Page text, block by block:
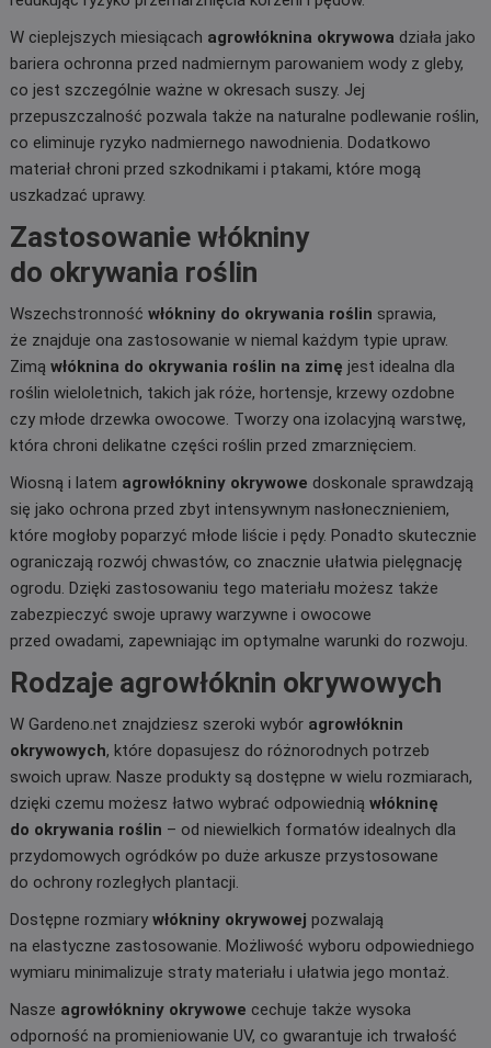
W cieplejszych miesiącach agrowłóknina okrywowa działa jako
bariera ochronna przed nadmiernym parowaniem wody z gleby,
co jest szczególnie ważne w okresach suszy. Jej
przepuszczalność pozwala także na naturalne podlewanie roślin,
co eliminuje ryzyko nadmiernego nawodnienia. Dodatkowo
materiał chroni przed szkodnikami i ptakami, które mogą
uszkadzać uprawy.
Zastosowanie włókniny
do okrywania roślin
Wszechstronność włókniny do okrywania roślin sprawia,
że znajduje ona zastosowanie w niemal każdym typie upraw.
Zimą włóknina do okrywania roślin na zimę jest idealna dla
roślin wieloletnich, takich jak róże, hortensje, krzewy ozdobne
czy młode drzewka owocowe. Tworzy ona izolacyjną warstwę,
która chroni delikatne części roślin przed zmarznięciem.
Wiosną i latem agrowłókniny okrywowe doskonale sprawdzają
się jako ochrona przed zbyt intensywnym nasłonecznieniem,
które mogłoby poparzyć młode liście i pędy. Ponadto skutecznie
ograniczają rozwój chwastów, co znacznie ułatwia pielęgnację
ogrodu. Dzięki zastosowaniu tego materiału możesz także
zabezpieczyć swoje uprawy warzywne i owocowe
przed owadami, zapewniając im optymalne warunki do rozwoju.
Rodzaje agrowłóknin okrywowych
W Gardeno.net znajdziesz szeroki wybór agrowłóknin
okrywowych, które dopasujesz do różnorodnych potrzeb
swoich upraw. Nasze produkty są dostępne w wielu rozmiarach,
dzięki czemu możesz łatwo wybrać odpowiednią włókninę
do okrywania roślin – od niewielkich formatów idealnych dla
przydomowych ogródków po duże arkusze przystosowane
do ochrony rozległych plantacji.
Dostępne rozmiary włókniny okrywowej pozwalają
na elastyczne zastosowanie. Możliwość wyboru odpowiedniego
wymiaru minimalizuje straty materiału i ułatwia jego montaż.
Nasze agrowłókniny okrywowe cechuje także wysoka
odporność na promieniowanie UV, co gwarantuje ich trwałość